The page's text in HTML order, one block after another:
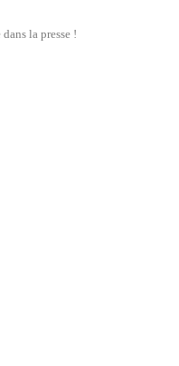
la presse !